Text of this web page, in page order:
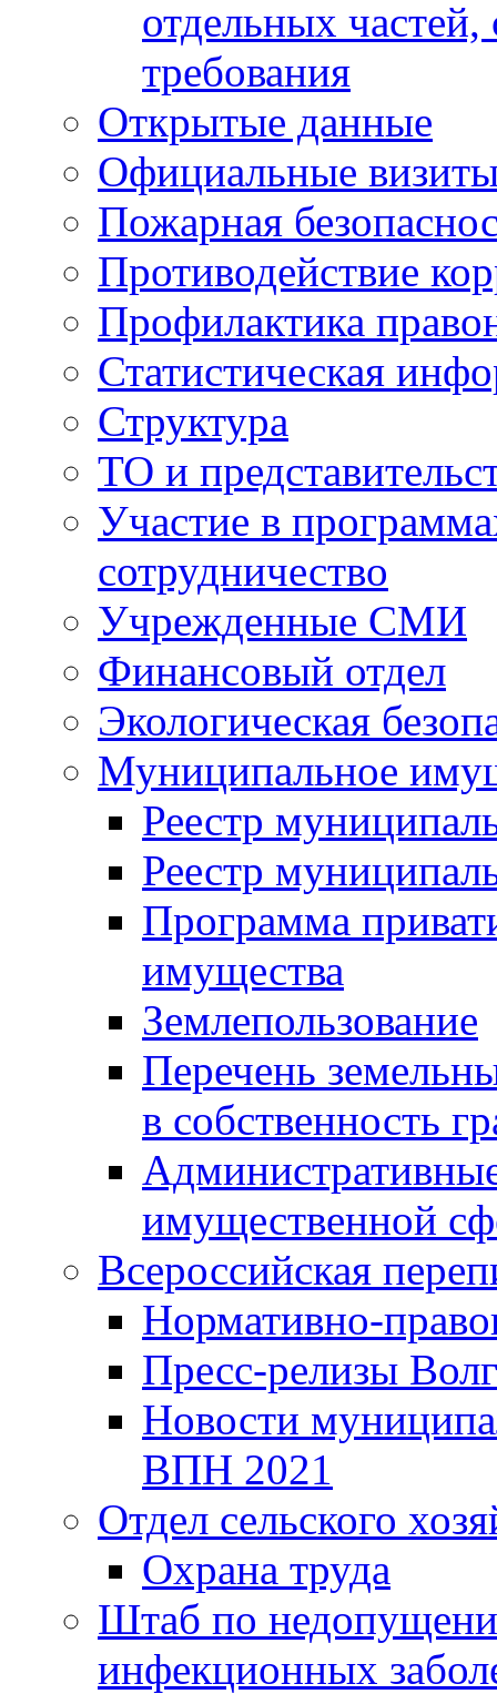
отдельных
требования
Открытые данные
Официальные
Пожарная
Противодействие
Профилактика
Статистическая
Структура
ТО и
Участие в
сотрудничество
Учрежденные СМИ
Финансовый отдел
Экологическая
Муниципальное
Реестр
Реестр
Программа
имущества
Землепользование
Перечень
в собственность
имущественной
Всероссийская
Нормативно-
Пресс-релизы
Новости
ВПН 2021
Отдел сельского
Охрана труда
Штаб по
инфекционных